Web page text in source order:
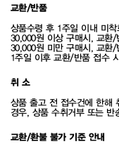
교환/반품
상품수령 후 1주일 이내 미
30,000원 이상 구매시, 교환/
30,000원 미만 구매시, 교환/
1주일 이후 교환/반품 접수
취 소
상품 출고 전 접수건에 한해
경우, 상품 수취거부 또는 반
교환/환불 불가 기준 안내